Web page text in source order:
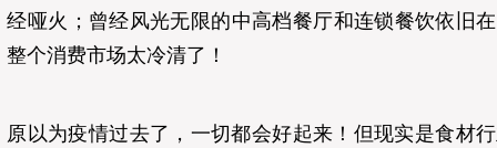
经哑火；曾经风光无限的中高档餐厅和连锁餐饮依
整个消费市场太冷清了！
原以为疫情过去了，一切都会好起来！但现实是食材